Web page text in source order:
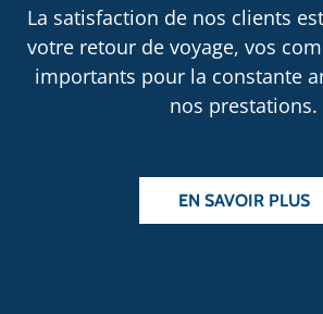
La satisfaction de nos clients
votre retour de voyage, vos
importants pour la constante
nos prestations.
EN SAVOIR PLUS